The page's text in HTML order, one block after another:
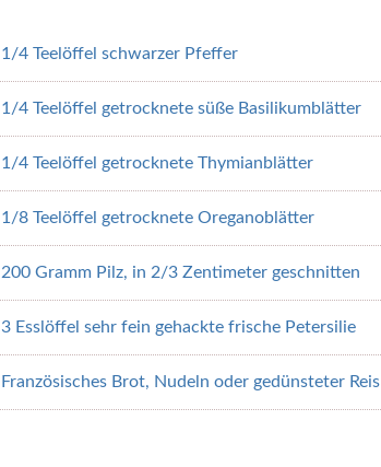
1/4 Teelöffel schwarzer Pfeffer
1/4 Teelöffel getrocknete süße Basilikumblätter
1/4 Teelöffel getrocknete Thymianblätter
1/8 Teelöffel getrocknete Oreganoblätter
200 Gramm Pilz, in 2/3 Zentimeter geschnitten
3 Esslöffel sehr fein gehackte frische Petersilie
Französisches Brot, Nudeln oder gedünsteter Reis